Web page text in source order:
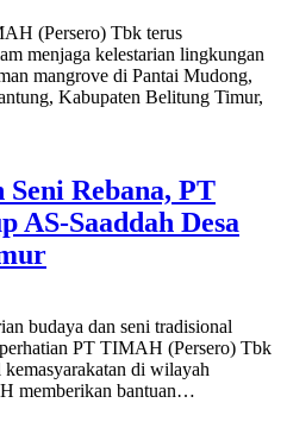
(Persero) Tbk terus
menjaga kelestarian lingkungan
mangrove di Pantai Mudong,
Kabupaten Belitung Timur,
Rebana, PT
Saaddah Desa
budaya dan seni tradisional
PT TIMAH (Persero) Tbk
di wilayah
memberikan bantuan…